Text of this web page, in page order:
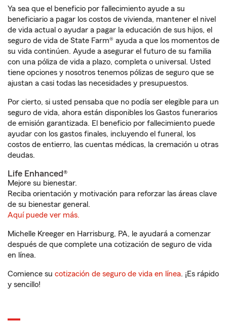
Ya sea que el beneficio por fallecimiento ayude a su
beneficiario a pagar los costos de vivienda, mantener el nivel
de vida actual o ayudar a pagar la educación de sus hijos, el
seguro de vida de State Farm® ayuda a que los momentos de
su vida continúen. Ayude a asegurar el futuro de su familia
con una póliza de vida a plazo, completa o universal. Usted
tiene opciones y nosotros tenemos pólizas de seguro que se
ajustan a casi todas las necesidades y presupuestos.
Por cierto, si usted pensaba que no podía ser elegible para un
seguro de vida, ahora están disponibles los Gastos funerarios
de emisión garantizada. El beneficio por fallecimiento puede
ayudar con los gastos finales, incluyendo el funeral, los
costos de entierro, las cuentas médicas, la cremación u otras
deudas.
Life Enhanced®
Mejore su bienestar.
Reciba orientación y motivación para reforzar las áreas clave
de su bienestar general.
Aquí puede ver más.
Michelle Kreeger en Harrisburg, PA, le ayudará a comenzar
después de que complete una cotización de seguro de vida
en línea.
Comience su cotización de seguro de vida en línea. ¡Es rápido
y sencillo!